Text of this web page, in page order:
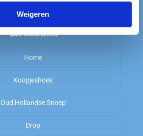
Weigeren
Ga naar…
Home
Koopjeshoek
Sale
OP=OP
Oud Hollandse Snoep
Drop